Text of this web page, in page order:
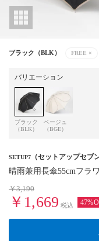
ブラック（BLK） FREE ×
バリエーション
ブラック
（BLK）
ベージュ
（BGE）
SETUP7 （セットアップセブン
晴雨兼用長傘55cmフラ
￥3,190
￥1,669 税込